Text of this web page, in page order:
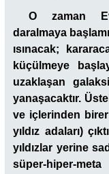
O zaman
daralmaya
ısınacak;
küçülmeye
uzaklaşan
yanaşacaktır.
ve içlerinden birer
yıldız adaları)
yıldızlar yerine
süper-hiper-